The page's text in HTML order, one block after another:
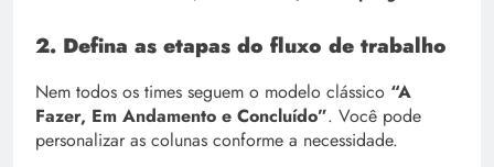
2. Defina as etapas do fluxo de trabalho
Nem todos os times seguem o modelo clássico “A
Fazer, Em Andamento e Concluído”. Você pode
personalizar as colunas conforme a necessidade.